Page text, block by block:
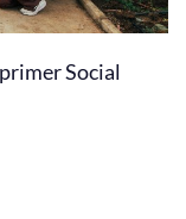
Social